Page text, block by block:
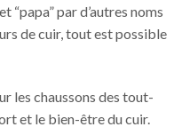
“papa” par d’autres noms
de cuir, tout est possible
les chaussons des tout-
et le bien-être du cuir.